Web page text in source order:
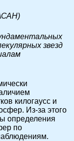
звезд
килогаусс и
Из-за этого
определения
по